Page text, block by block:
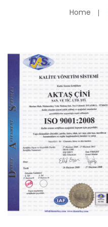
Home